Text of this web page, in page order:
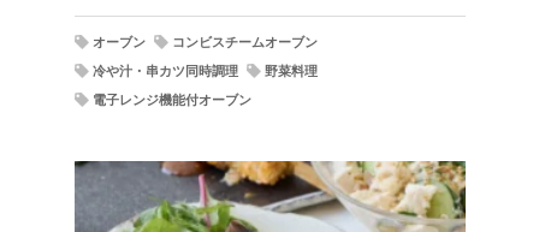
オーブン
コンビスチームオーブン
冷や汁・串カツ同時調理
野菜料理
電子レンジ機能付オーブン